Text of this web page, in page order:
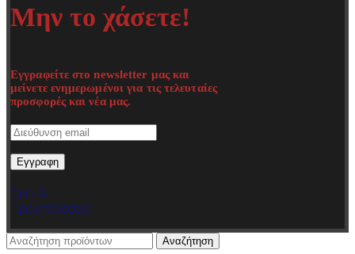
Μην το χάσετε!
Εγγραφείτε στο newsletter μας και
μείνετε ενημερωμένοι για τις τελευταίες
προσφορές και νέα μας.
Όροι &
Προϋποθέσεις
Αναζήτηση